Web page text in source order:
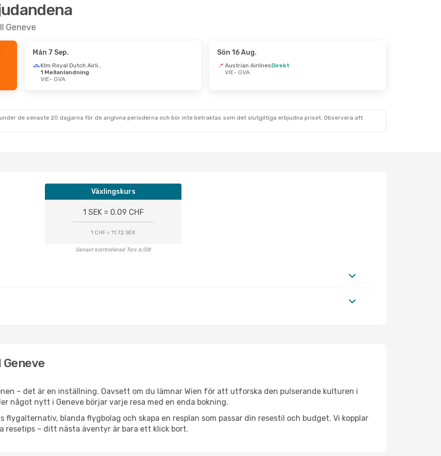
Geneve
Mån 7 Sep.
Klm Royal Dutch Airlines
1 Mellanlandning
VIE- GVA
Sön 16 Aug.
Austrian AirlinesDirekt
VIE- GVA
de senaste 20 dagarna för de angivna perioderna och bör inte betraktas som det slutgiltiga erbjudna priset. Observera att
Växlingskurs
1 SEK = 0.09 CHF
1 CHF = 11.72 SEK
Senast kontrollerad Tors 6/08
– det är en inställning. Oavsett om du lämnar Wien för att utforska den pulserande kulturen i
något nytt i Geneve börjar varje resa med en enda bokning.
flygalternativ, blanda flygbolag och skapa en resplan som passar din resestil och budget. Vi kopplar
resetips – ditt nästa äventyr är bara ett klick bort.